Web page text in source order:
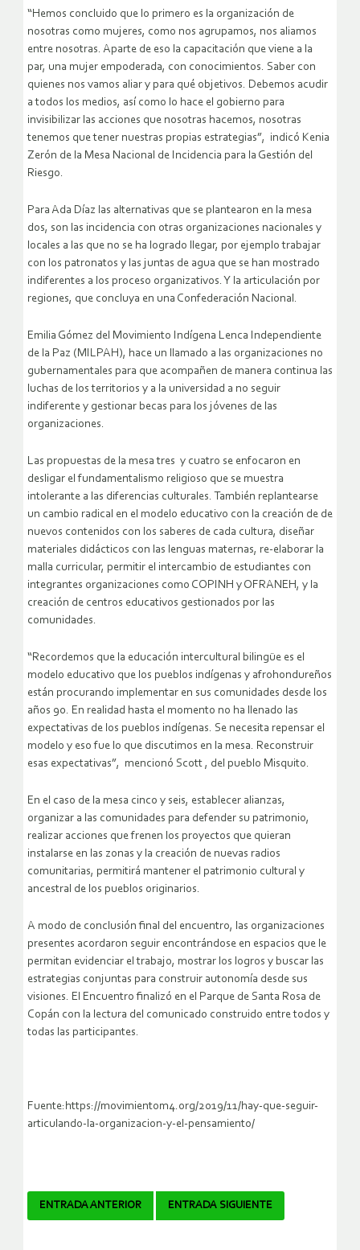
“Hemos concluido que lo primero es la organización de
nosotras como mujeres, como nos agrupamos, nos aliamos
entre nosotras. Aparte de eso la capacitación que viene a la
par, una mujer empoderada, con conocimientos. Saber con
quienes nos vamos aliar y para qué objetivos. Debemos acudir
a todos los medios, así como lo hace el gobierno para
invisibilizar las acciones que nosotras hacemos, nosotras
tenemos que tener nuestras propias estrategias”, indicó Kenia
Zerón de la Mesa Nacional de Incidencia para la Gestión del
Riesgo.
Para Ada Díaz las alternativas que se plantearon en la mesa
dos, son las incidencia con otras organizaciones nacionales y
locales a las que no se ha logrado llegar, por ejemplo trabajar
con los patronatos y las juntas de agua que se han mostrado
indiferentes a los proceso organizativos. Y la articulación por
regiones, que concluya en una Confederación Nacional.
Emilia Gómez del Movimiento Indígena Lenca Independiente
de la Paz (MILPAH), hace un llamado a las organizaciones no
gubernamentales para que acompañen de manera continua las
luchas de los territorios y a la universidad a no seguir
indiferente y gestionar becas para los jóvenes de las
organizaciones.
Las propuestas de la mesa tres y cuatro se enfocaron en
desligar el fundamentalismo religioso que se muestra
intolerante a las diferencias culturales. También replantearse
un cambio radical en el modelo educativo con la creación de de
nuevos contenidos con los saberes de cada cultura, diseñar
materiales didácticos con las lenguas maternas, re-elaborar la
malla curricular, permitir el intercambio de estudiantes con
integrantes organizaciones como COPINH y OFRANEH, y la
creación de centros educativos gestionados por las
comunidades.
“Recordemos que la educación intercultural bilingüe es el
modelo educativo que los pueblos indígenas y afrohondureños
están procurando implementar en sus comunidades desde los
años 90. En realidad hasta el momento no ha llenado las
expectativas de los pueblos indígenas. Se necesita repensar el
modelo y eso fue lo que discutimos en la mesa. Reconstruir
esas expectativas”, mencionó Scott , del pueblo Misquito.
En el caso de la mesa cinco y seis, establecer alianzas,
organizar a las comunidades para defender su patrimonio,
realizar acciones que frenen los proyectos que quieran
instalarse en las zonas y la creación de nuevas radios
comunitarias, permitirá mantener el patrimonio cultural y
ancestral de los pueblos originarios.
A modo de conclusión final del encuentro, las organizaciones
presentes acordaron seguir encontrándose en espacios que le
permitan evidenciar el trabajo, mostrar los logros y buscar las
estrategias conjuntas para construir autonomía desde sus
visiones. El Encuentro finalizó en el Parque de Santa Rosa de
Copán con la lectura del comunicado construido entre todos y
todas las participantes.
Fuente:https://movimientom4.org/2019/11/hay-que-seguir-
articulando-la-organizacion-y-el-pensamiento/
Navegador
ENTRADA ANTERIOR ENTRADA SIGUIENTE